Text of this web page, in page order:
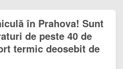
în Prahova! Sunt
de peste 40 de
termic deosebit de